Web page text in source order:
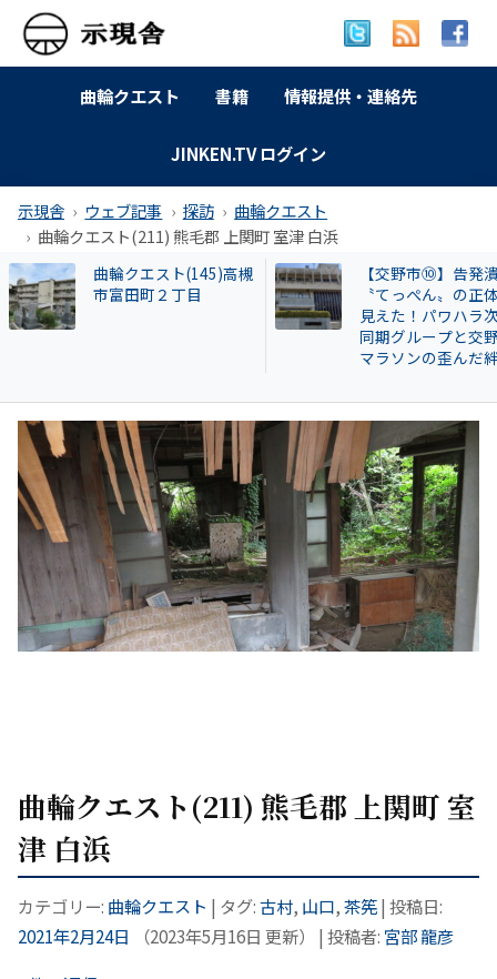
曲輪クエスト 書籍 情報提供・連絡先
JINKEN.TV ログイン
示現舎 ウェブ記事 探訪
曲輪クエスト
曲輪クエスト(211) 熊毛郡 上関町 室津 白浜
【交野市⑩】告発潰し
〝てっぺん〟の正体が
曲輪クエスト(289
編) 熊本市 中央区
荘・春竹
曲輪クエスト(211) 熊毛郡 上関町 室
津 白浜
カテゴリー: 曲輪クエスト | タグ:古村, 山口,茶筅| 投稿日:
2021年2月24日
（2023年5月16日 更新） | 投稿者: 宮部 龍彦